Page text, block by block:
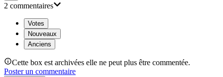
2 commentaires
Votes
Nouveaux
Anciens
Cette box est archivées elle ne peut plus être commentée.
Poster un commentaire